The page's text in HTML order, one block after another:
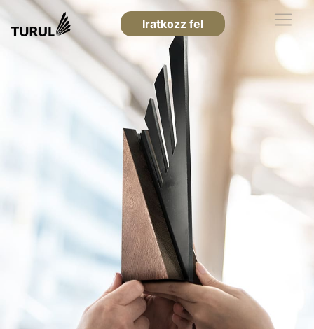
Iratkozz fel